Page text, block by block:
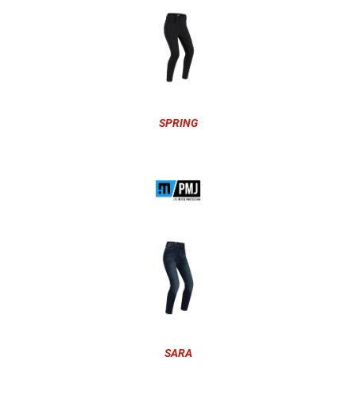
SPRING
SARA